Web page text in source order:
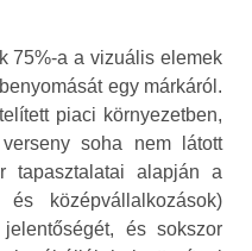
75%-a a vizuális elemek
egy márkáról.
piaci környezetben,
soha nem látott
tapasztalatai alapján a
középvállalkozások)
és sokszor